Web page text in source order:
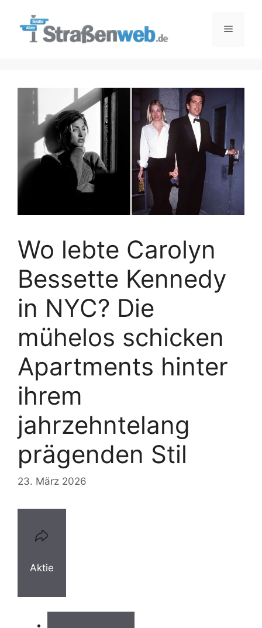
Menü
Wo lebte Carolyn
Bessette Kennedy
in NYC? Die
mühelos schicken
Apartments hinter
ihrem
jahrzehntelang
prägenden Stil
23. März 2026
Aktie